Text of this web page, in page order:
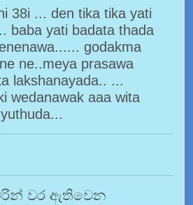
38i ... den tika tika yati
baba yati badata thada
godakma
ne..meya prasawa
lakshanayada.. ...
wedanawak aaa wita
වර ඇතිවෙන